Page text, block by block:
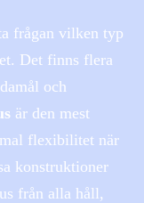
frågan vilken typ
Det finns flera
och
är den mest
flexibilitet när
konstruktioner
från alla håll,